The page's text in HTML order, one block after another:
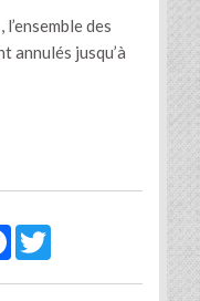
des
annulés jusqu’à
Facebook